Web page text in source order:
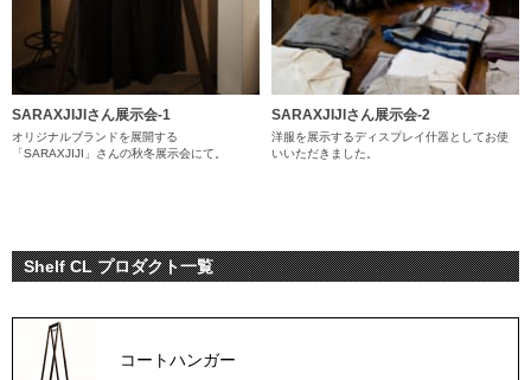
SARAXJIJIさん展示会-1
オリジナルブランドを展開する
「SARAXJIJI」さんの秋冬展示会にて。
SARAXJIJIさん展示会-2
洋服を展示するディスプレイ什器としてお使
いいただきました。
Shelf CL プロダクト一覧
コートハンガー